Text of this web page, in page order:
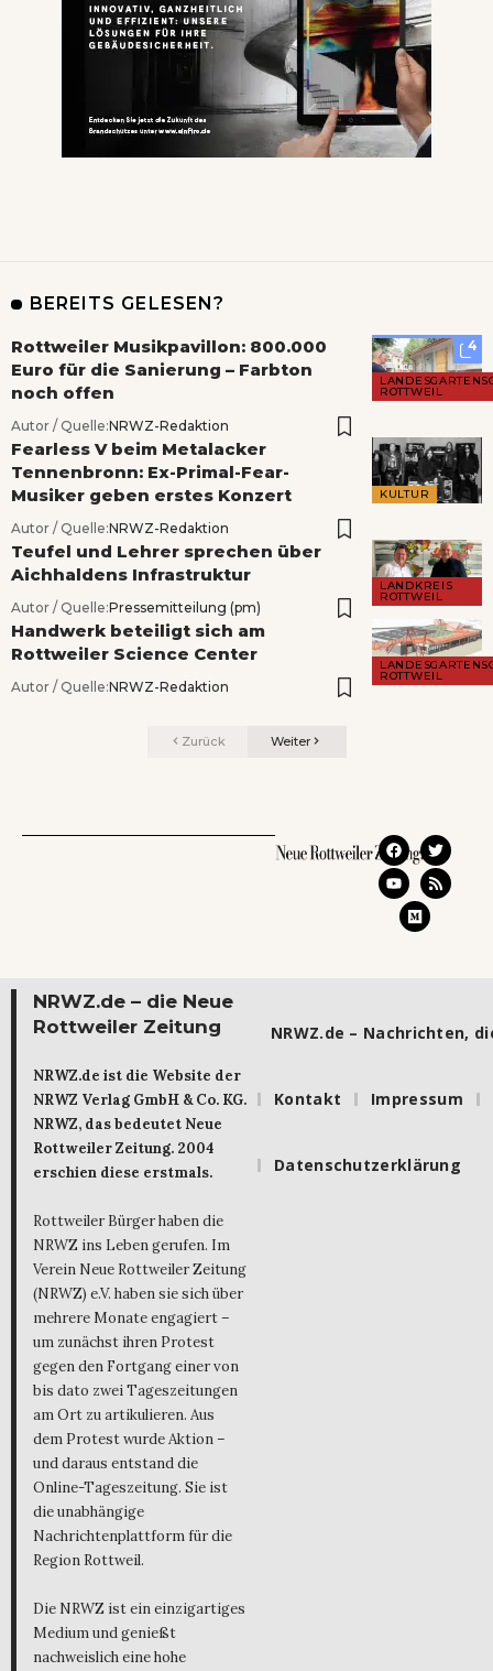
BEREITS GELESEN?
4
ROTTWEIL
Rottweiler Musikpavillon: 800.000
Euro für die Sanierung – Farbton
noch offen
Autor / Quelle:NRWZ-Redaktion
KULTUR
Fearless V beim Metalacker
Tennenbronn: Ex-Primal-Fear-
Musiker geben erstes Konzert
Autor / Quelle:NRWZ-Redaktion
LANDKREIS
ROTTWEIL
Teufel und Lehrer sprechen über
Aichhaldens Infrastruktur
Autor / Quelle:Pressemitteilung (pm)
ROTTWEIL
Handwerk beteiligt sich am
Rottweiler Science Center
Autor / Quelle:NRWZ-Redaktion
Zurück Weiter
NRWZ.de – die Neue
Rottweiler Zeitung
NRWZ.de ist die Website der
NRWZ Verlag GmbH & Co. KG.
NRWZ, das bedeutet Neue
Rottweiler Zeitung. 2004
erschien diese erstmals.
Rottweiler Bürger haben die
NRWZ ins Leben gerufen. Im
Verein Neue Rottweiler Zeitung
(NRWZ) e.V. haben sie sich über
mehrere Monate engagiert –
um zunächst ihren Protest
gegen den Fortgang einer von
bis dato zwei Tageszeitungen
am Ort zu artikulieren. Aus
dem Protest wurde Aktion –
und daraus entstand die
Online-Tageszeitung. Sie ist
die unabhängige
Nachrichtenplattform für die
Region Rottweil.
Die NRWZ ist ein einzigartiges
Medium und genießt
nachweislich eine hohe
NRWZ.de – Nachrichten,
Kontakt Impressum
Datenschutzerklärung